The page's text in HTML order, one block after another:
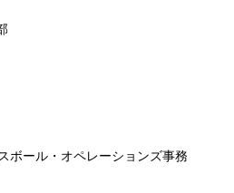
ボール・オペレーションズ事務